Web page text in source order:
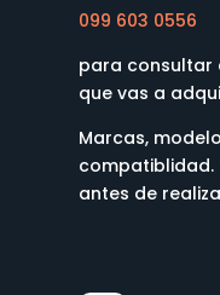
099 603 0556
para consultar
que vas a
Marcas,
compatiblidad.
antes de